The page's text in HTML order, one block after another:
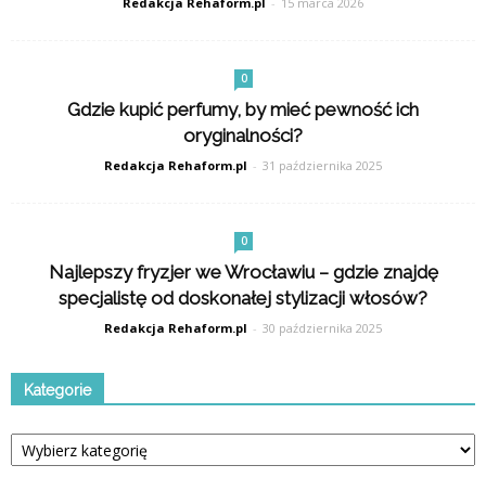
0
Gdzie kupić perfumy, by mieć pewność ich
oryginalności?
Redakcja Rehaform.pl - 31 października 2025
0
Najlepszy fryzjer we Wrocławiu – gdzie znajdę
specjalistę od doskonałej stylizacji włosów?
Redakcja Rehaform.pl - 30 października 2025
Kategorie
Kategorie